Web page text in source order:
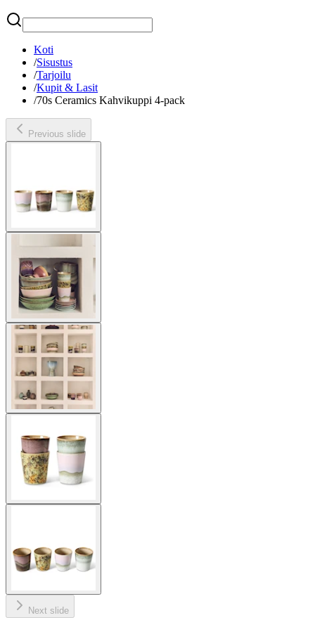
Etsi
Koti
/Sisustus
/Tarjoilu
/Kupit & Lasit
/70s Ceramics Kahvikuppi 4-pack
Previous slide
Next slide